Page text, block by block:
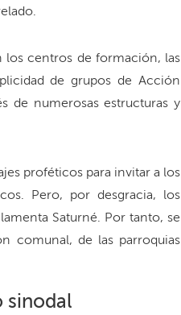
los centros de formación, las
de grupos de Acción
de numerosas estructuras y
proféticos para invitar a los
Pero, por desgracia, los
Saturné. Por tanto, se
comunal, de las parroquias
sinodal